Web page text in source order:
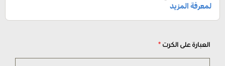
العبارة على الكرت *